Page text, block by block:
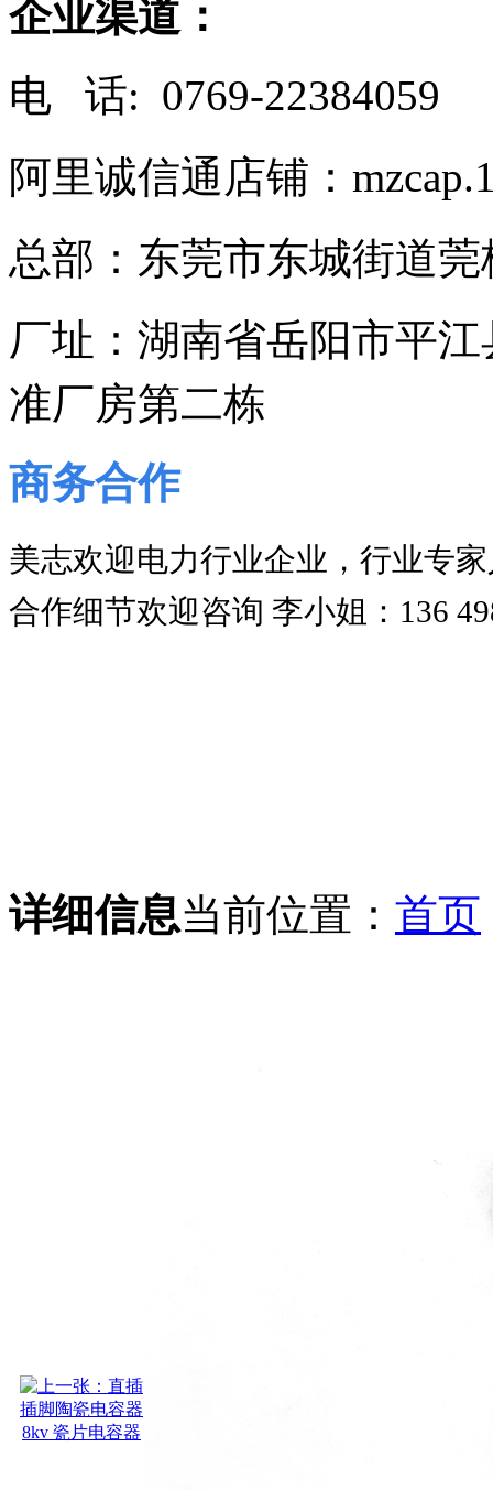
企业渠道：
电 话: 0769-22384059
阿里诚信通店铺：
总部：东莞市东城街道
厂址：湖南省岳阳市平
准厂房第二栋
商务合作
美志欢迎电力行业企业，行业专
合作细节欢迎咨询 李小姐：136
详细信息当前位置： 首页